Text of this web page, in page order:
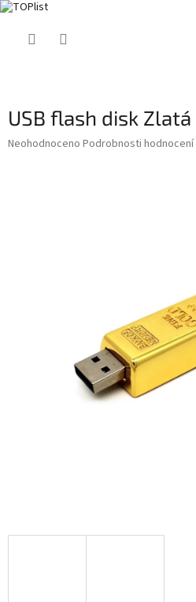
USB flash disk Zlatá
Průměrné
Neohodnoceno Podrobnosti hodnocení